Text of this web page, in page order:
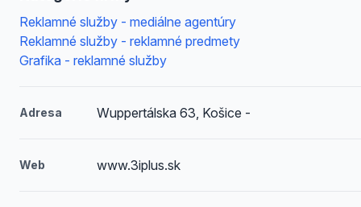
Reklamné služby - mediálne agentúry
Reklamné služby - reklamné predmety
Grafika - reklamné služby
Adresa Wuppertálska 63, Košice -
Web www.3iplus.sk